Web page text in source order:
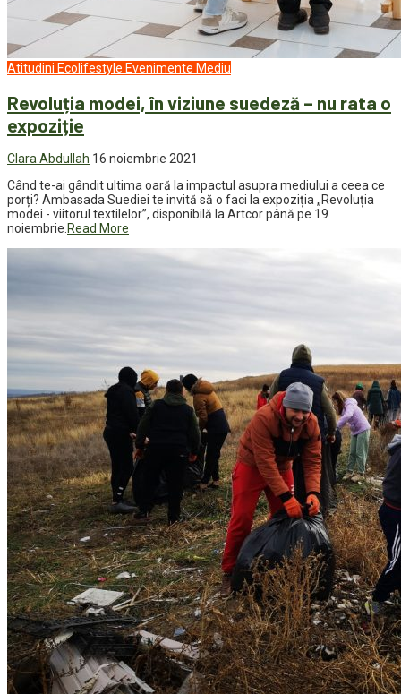
Atitudini Ecolifestyle Evenimente Mediu
Revoluția modei, în viziune suedeză – nu rata o
expoziție
Clara Abdullah 16 noiembrie 2021
Când te-ai gândit ultima oară la impactul asupra mediului a ceea ce
porți? Ambasada Suediei te invită să o faci la expoziția „Revoluția
modei - viitorul textilelor”, disponibilă la Artcor până pe 19
noiembrie. Read More